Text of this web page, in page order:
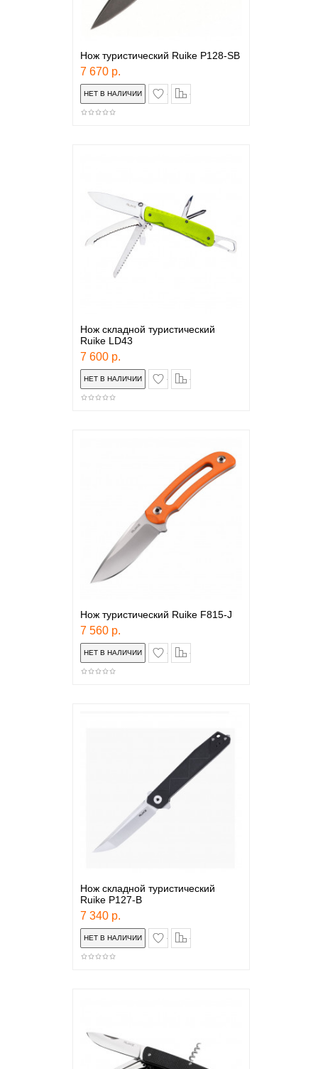
Нож туристический Ruike P128-SB
7 670 р.
в закладки
Нож складной туристический
Ruike LD43
7 600 р.
в закладки
Нож туристический Ruike F815-J
7 560 р.
в закладки
Нож складной туристический
Ruike P127-B
7 340 р.
в закладки